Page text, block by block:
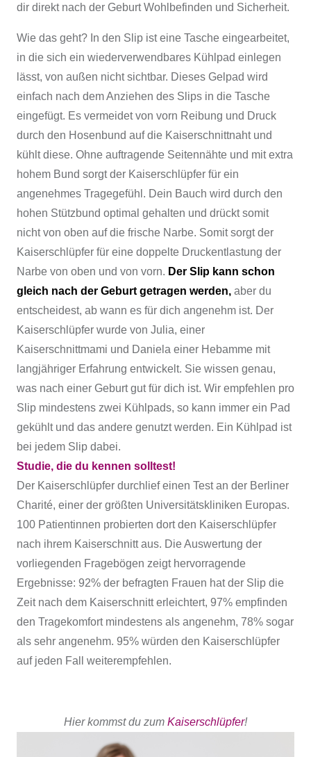
dir direkt nach der Geburt Wohlbefinden und Sicherheit.
Wie das geht? In den Slip ist eine Tasche eingearbeitet,
in die sich ein wiederverwendbares Kühlpad einlegen
lässt, von außen nicht sichtbar. Dieses Gelpad wird
einfach nach dem Anziehen des Slips in die Tasche
eingefügt. Es vermeidet von vorn Reibung und Druck
durch den Hosenbund auf die Kaiserschnittnaht und
kühlt diese. Ohne auftragende Seitennähte und mit extra
hohem Bund sorgt der Kaiserschlüpfer für ein
angenehmes Tragegefühl. Dein Bauch wird durch den
hohen Stützbund optimal gehalten und drückt somit
nicht von oben auf die frische Narbe. Somit sorgt der
Kaiserschlüpfer für eine doppelte Druckentlastung der
Narbe von oben und von vorn. Der Slip kann schon
gleich nach der Geburt getragen werden, aber du
entscheidest, ab wann es für dich angenehm ist. Der
Kaiserschlüpfer wurde von Julia, einer
Kaiserschnittmami und Daniela einer Hebamme mit
langjähriger Erfahrung entwickelt. Sie wissen genau,
was nach einer Geburt gut für dich ist. Wir empfehlen pro
Slip mindestens zwei Kühlpads, so kann immer ein Pad
gekühlt und das andere genutzt werden. Ein Kühlpad ist
bei jedem Slip dabei.
Studie, die du kennen solltest!
Der Kaiserschlüpfer durchlief einen Test an der Berliner
Charité, einer der größten Universitätskliniken Europas.
100 Patientinnen probierten dort den Kaiserschlüpfer
nach ihrem Kaiserschnitt aus. Die Auswertung der
vorliegenden Fragebögen zeigt hervorragende
Ergebnisse: 92% der befragten Frauen hat der Slip die
Zeit nach dem Kaiserschnitt erleichtert, 97% empfinden
den Tragekomfort mindestens als angenehm, 78% sogar
als sehr angenehm. 95% würden den Kaiserschlüpfer
auf jeden Fall weiterempfehlen.
Hier kommst du zum Kaiserschlüpfer!